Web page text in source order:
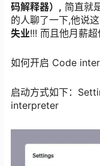
码解释器）, 简直就
的人聊了一下,他说
失业!!! 而且他月薪
如何开启 Code
启动方式如下：
interpreter